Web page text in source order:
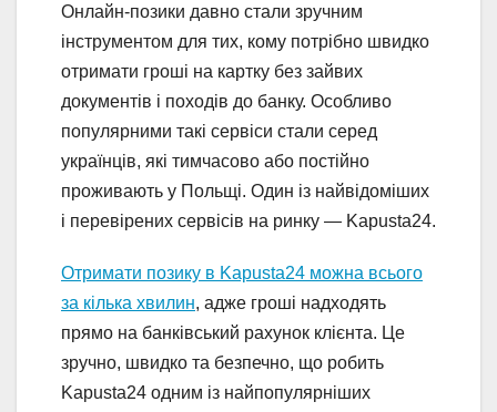
Онлайн-позики давно стали зручним
інструментом для тих, кому потрібно швидко
отримати гроші на картку без зайвих
документів і походів до банку. Особливо
популярними такі сервіси стали серед
українців, які тимчасово або постійно
проживають у Польщі. Один із найвідоміших
і перевірених сервісів на ринку — Kapusta24.
Отримати позику в Kapusta24 можна всього
за кілька хвилин, адже гроші надходять
прямо на банківський рахунок клієнта. Це
зручно, швидко та безпечно, що робить
Kapusta24 одним із найпопулярніших